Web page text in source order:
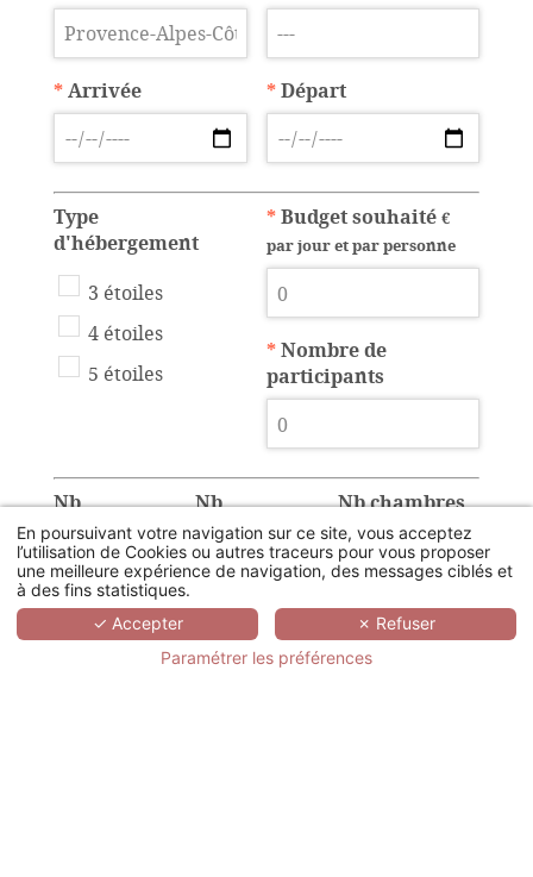
*Arrivée *Départ
Type
d'hébergement
3 étoiles
4 étoiles
5 étoiles
*Budget souhaité €
par jour et par personne
*Nombre de
participants
Nb
chambres
simple
Nb
chambres
double
Nb chambres
twin
En poursuivant votre navigation sur ce site, vous acceptez
l’utilisation de Cookies ou autres traceurs pour vous proposer
une meilleure expérience de navigation, des messages ciblés et
à des fins statistiques.
✓ Accepter
✗ Refuser
Paramétrer les préférences